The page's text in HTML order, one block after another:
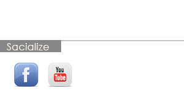
鮮 防疫宣導與公告
2018/03/06 【公告】
VOCA水新鮮LINE@好
友募集中